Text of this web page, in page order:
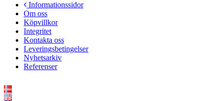
Informationssidor
Om oss
Köpvillkor
Integritet
Kontakta oss
Leveringsbetingelser
Nyhetsarkiv
Referenser